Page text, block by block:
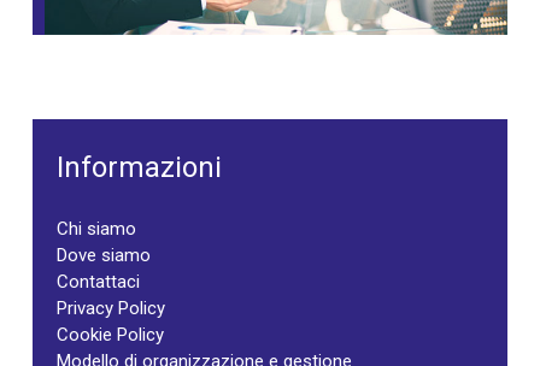
Informazioni
Chi siamo
Dove siamo
Contattaci
Privacy Policy
Cookie Policy